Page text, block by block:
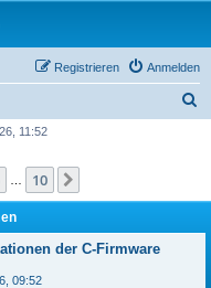
Anmelden
Registrieren
e
11:52
10
der C-Firmware
09:52